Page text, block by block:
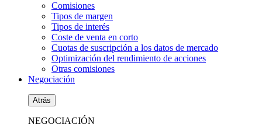
Comisiones
Tipos de margen
Tipos de interés
Coste de venta en corto
Cuotas de suscripción a los datos de mercado
Optimización del rendimiento de acciones
Otras comisiones
Negociación
Atrás
NEGOCIACIÓN